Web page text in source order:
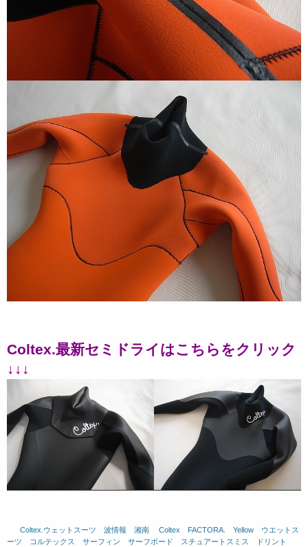
Coltex.最新セミドライはこちらをクリック
↓↓↓
Coltex.ウェットスーツ 波情報 湘南 Coltex FACTORA. Yellow
ウエットス
ーツ
コルテックス サーフィン サーフボード スチュアートスミス
ドリント